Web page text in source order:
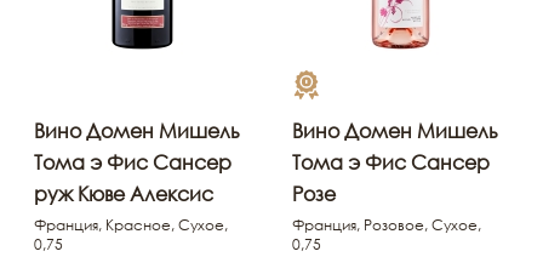
Вино Домен Мишель
Тома э Фис Сансер
руж Кюве Алексис
Франция, Красное, Сухое,
0,75
Вино Домен Мишель
Тома э Фис Сансер
Розе
Франция, Розовое, Сухое,
0,75